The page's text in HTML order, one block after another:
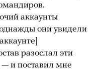
аккаунты
они увидели
разослал эти
и поставил мне